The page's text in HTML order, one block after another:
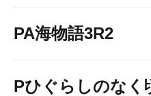
PA海物語3R2
Pひぐらしのなく